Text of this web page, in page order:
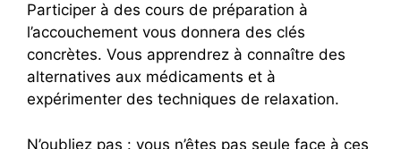
Participer à des cours de préparation à
l’accouchement vous donnera des clés
concrètes. Vous apprendrez à connaître des
alternatives aux médicaments et à
expérimenter des techniques de relaxation.
N’oubliez pas : vous n’êtes pas seule face à ces